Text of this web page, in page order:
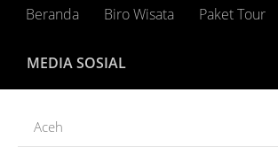
Beranda Biro Wisata Paket Tour
MEDIA SOSIAL
Aceh